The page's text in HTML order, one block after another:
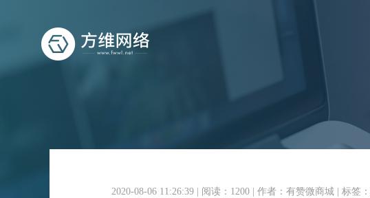
门店商
2020-08-06 11:26:39 阅读：1200 作者：有赞微商城 标签：